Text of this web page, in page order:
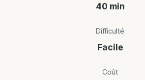
40 min
Difficulté
Facile
Coût